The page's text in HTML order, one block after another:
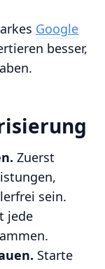
Google
besser,
Zuerst
sein.
jede
Starte